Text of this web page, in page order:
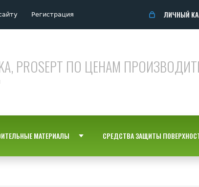
Регистрация ЛИЧНЫЙ
PROSEPT ПО ЦЕНАМ
МАТЕРИАЛЫ СРЕДСТВА ЗАЩИТЫ